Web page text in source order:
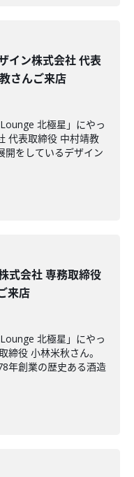
イン株式会社 代表
さんご来店
北極星」にやっ
代表取締役 中村靖教
開をしているデザイン
式会社 専務取締役
来店
北極星」にやっ
締役 小林米秋さん。
年創業の歴史ある酒造